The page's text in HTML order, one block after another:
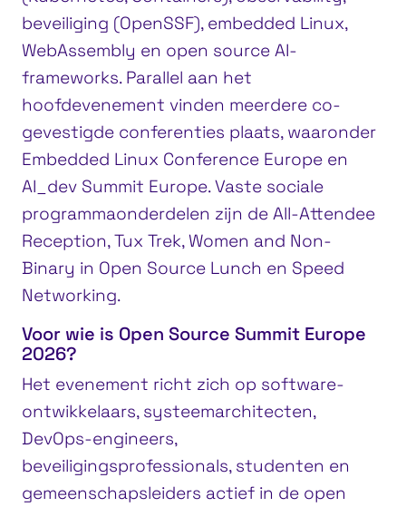
beveiliging (OpenSSF), embedded Linux,
WebAssembly en open source AI-
frameworks. Parallel aan het
hoofdevenement vinden meerdere co-
gevestigde conferenties plaats, waaronder
Embedded Linux Conference Europe en
AI_dev Summit Europe. Vaste sociale
programmaonderdelen zijn de All-Attendee
Reception, Tux Trek, Women and Non-
Binary in Open Source Lunch en Speed
Networking.
Voor wie is Open Source Summit Europe
2026?
Het evenement richt zich op software-
ontwikkelaars, systeemarchitecten,
DevOps-engineers,
beveiligingsprofessionals, studenten en
gemeenschapsleiders actief in de open